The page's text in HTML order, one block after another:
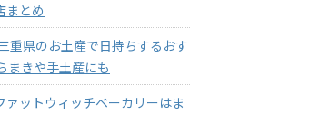
まとめ
重県のお土産で日持ちするおす
まきや手土産にも
ァットウィッチベーカリーはま